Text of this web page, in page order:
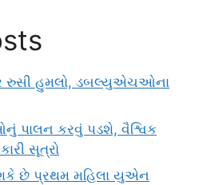
રુસી હુમલો, ડબલ્યુએચઓના
પાલન કરવું પડશે, વૈશ્વિક
સૂત્રો
છે પ્રથમ મહિલા યુએન